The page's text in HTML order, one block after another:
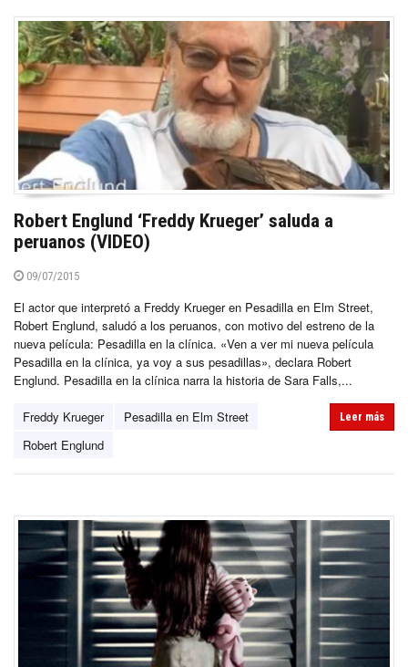
Robert Englund ‘Freddy Krueger’ saluda a
peruanos (VIDEO)
09/07/2015
El actor que interpretó a Freddy Krueger en Pesadilla en Elm Street,
Robert Englund, saludó a los peruanos, con motivo del estreno de la
nueva película: Pesadilla en la clínica. «Ven a ver mi nueva película
Pesadilla en la clínica, ya voy a sus pesadillas», declara Robert
Englund. Pesadilla en la clínica narra la historia de Sara Falls,...
Freddy Krueger
Pesadilla en Elm Street
Robert Englund
Leer más